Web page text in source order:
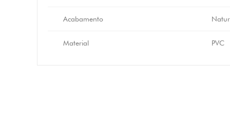
Acabamento
Material PVC